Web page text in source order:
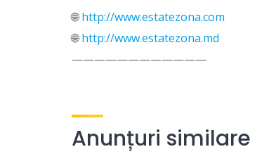
🌐http://www.estatezona.com
🌐http://www.estatezona.md
————————————
Anunțuri similare